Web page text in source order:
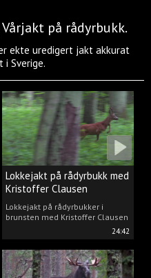
på rådyrbukk.
ekte uredigert jakt akkurat
i Sverige.
24:42
Lokkejakt på rådyrbukk med
Kristoffer Clausen
Lokkejakt på rådyrbukker i
brunsten med Kristoffer Clausen